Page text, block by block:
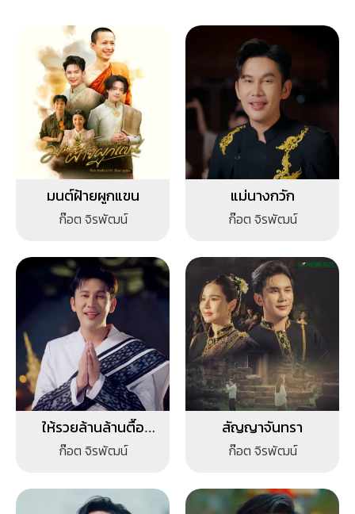
มนต์ฝ้ายผูกแขน
ก๊อต จิรพัฒน์
แม่นางกวัก
ก๊อต จิรพัฒน์
ให้รวยล้านล้านตื๊อ
(หลวงปู่ศิลา สิริจันโท)
ก๊อต จิรพัฒน์
สัญญาจันทรา
ก๊อต จิรพัฒน์